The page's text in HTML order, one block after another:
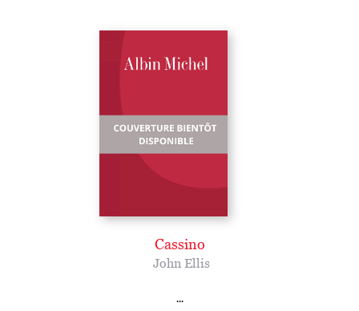
Cassino
John Ellis
...